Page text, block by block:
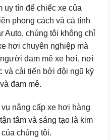
uy tín để chiếc xe của
phong cách và cá tính
Auto, chúng tôi không chỉ
hơi chuyên nghiệp mà
đam mê xe hơi, nơi
và cải tiến bởi đội ngũ kỹ
đam mê.
nâng cấp xe hơi hàng
tâm và sáng tạo là kim
chúng tôi.